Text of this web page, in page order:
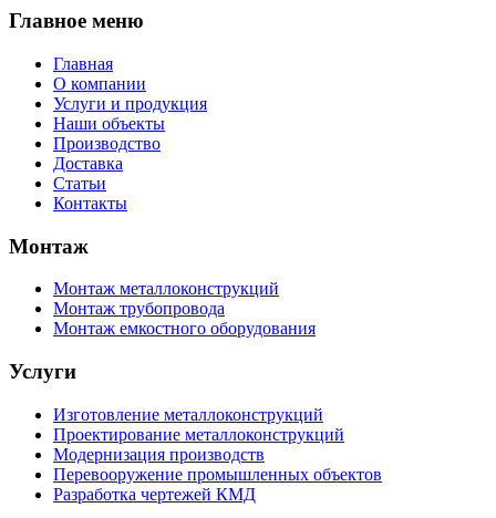
Главное меню
Главная
О компании
Услуги и продукция
Наши объекты
Производство
Доставка
Статьи
Контакты
Монтаж
Монтаж металлоконструкций
Монтаж трубопровода
Монтаж емкостного оборудования
Услуги
Изготовление металлоконструкций
Проектирование металлоконструкций
Модернизация производств
Перевооружение промышленных объектов
Разработка чертежей КМД